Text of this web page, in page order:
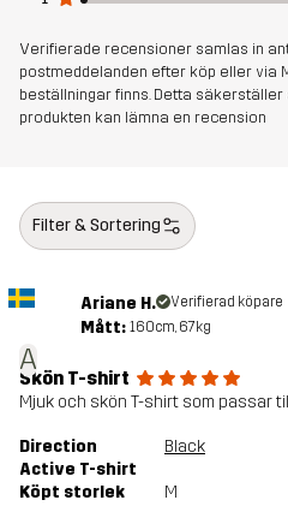
Verifierade recensioner samlas in
postmeddelanden efter köp eller via
beställningar finns. Detta
produkten kan lämna en recension
Filter & Sortering
A
Ariane H. Verifierad köpare
Mått: 160cm, 67kg
Skön T-shirt
Mjuk och skön T-shirt som passar
Direction
Active T-shirt
Black
Köpt storlek M